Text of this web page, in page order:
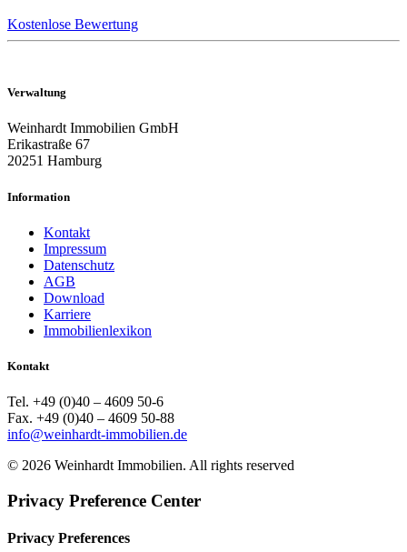
Kostenlose Bewertung
Verwaltung
Weinhardt Immobilien GmbH
Erikastraße 67
20251 Hamburg
Information
Kontakt
Impressum
Datenschutz
AGB
Download
Karriere
Immobilienlexikon
Kontakt
Tel. +49 (0)40 – 4609 50-6
Fax. +49 (0)40 – 4609 50-88
info@weinhardt-immobilien.de
© 2026 Weinhardt Immobilien. All rights reserved
Privacy Preference Center
Privacy Preferences